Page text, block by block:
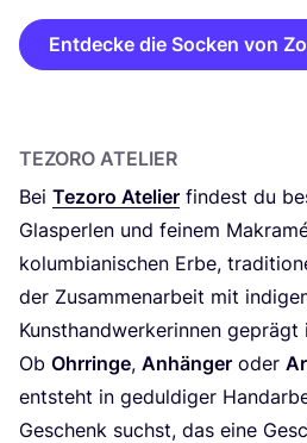
Entdecke die Socken von
TEZO­RO ATELIER
Bei Tezo­ro Ate­lier fin­dest du
Glas­per­len und fei­nem
kolum­bia­ni­schen Erbe,
der Zusam­men­ar­beit mit
Kunst­hand­wer­ke­rin­nen geprägt
Ob Ohr­rin­ge, Anhän­ger oder
ent­steht in gedul­di­ger
Geschenk suchst, das eine